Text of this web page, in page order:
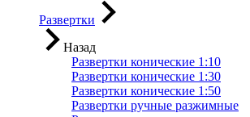
Развертки
Назад
Развертки конические 1:10
Развертки конические 1:30
Развертки конические 1:50
Развертки ручные разжимные